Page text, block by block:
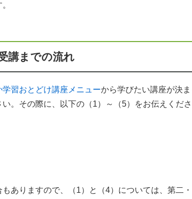
講までの流れ
習おとどけ講座メニューから学びたい講座が決
。その際に、以下の（1）～（5）をお伝えくださ
ありますので、（1）と（4）については、第二